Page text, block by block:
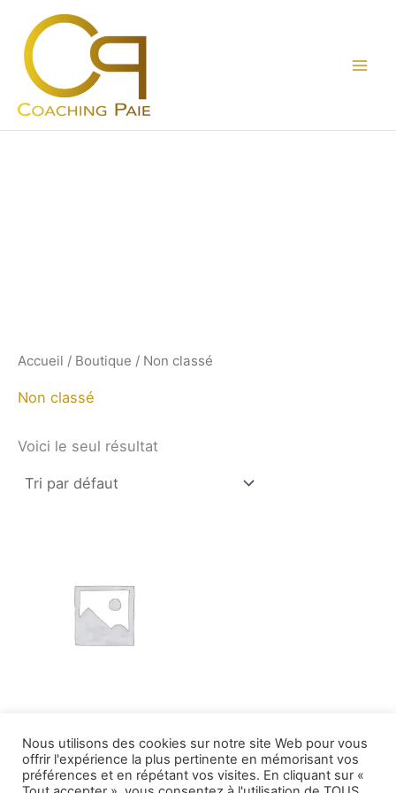
contenu
Accueil / Boutique / Non classé
Non classé
Voici le seul résultat
test
$20.00
Nous utilisons des cookies sur notre site Web pour vous
offrir l'expérience la plus pertinente en mémorisant vos
préférences et en répétant vos visites. En cliquant sur «